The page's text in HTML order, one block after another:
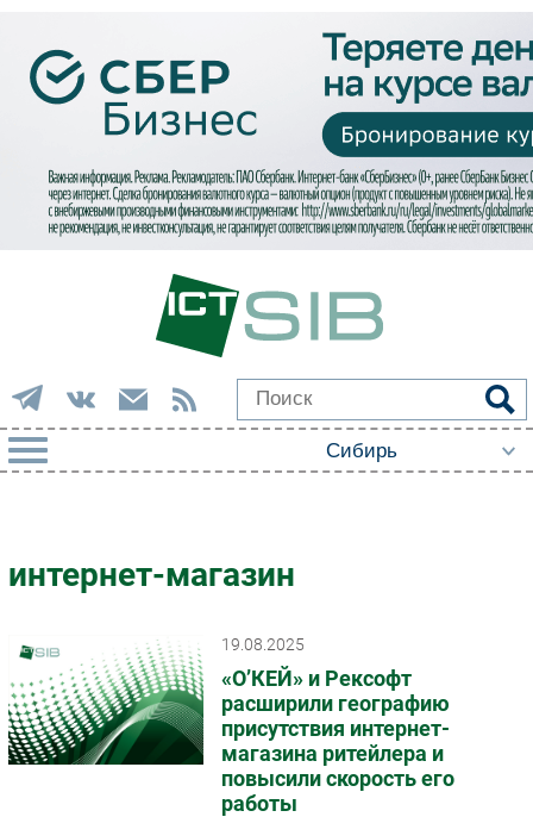
Импорто­замещение
Автоматизация Промышленности
Мобильная связь
Фиксированная связь
Интеграция
Рынок ПК
интернет-магазин
19.08.2025
«О’КЕЙ» и Рексофт
расширили географию
присутствия интернет-
магазина ритейлера и
повысили скорость его
работы